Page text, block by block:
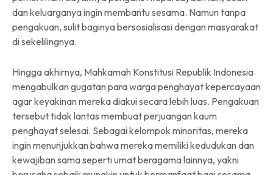
dan keluarganya ingin membantu sesama. Namun tanpa
pengakuan, sulit baginya bersosialisasi dengan masyarakat
di sekelilingnya.
Hingga akhirnya, Mahkamah Konstitusi Republik Indonesia
mengabulkan gugatan para warga penghayat kepercayaan
agar keyakinan mereka diakui secara lebih luas. Pengakuan
tersebut tidak lantas membuat perjuangan kaum
penghayat selesai. Sebagai kelompok minoritas, mereka
ingin menunjukkan bahwa mereka memiliki kedudukan dan
kewajiban sama seperti umat beragama lainnya, yakni